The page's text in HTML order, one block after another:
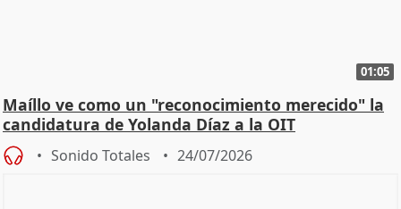
01:05
Maíllo ve como un "reconocimiento merecido" la
candidatura de Yolanda Díaz a la OIT
Sonido Totales 24/07/2026